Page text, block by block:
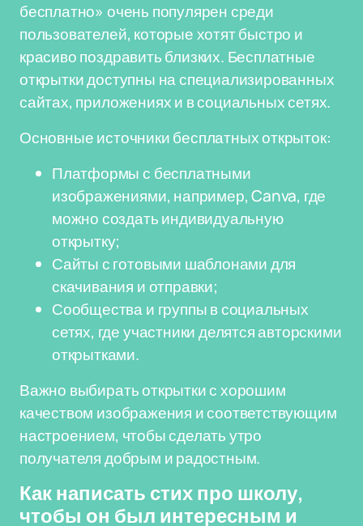
бесплатно» очень популярен среди
пользователей, которые хотят быстро и
красиво поздравить близких. Бесплатные
открытки доступны на специализированных
сайтах, приложениях и в социальных сетях.
Основные источники бесплатных открыток:
Платформы с бесплатными
изображениями, например, Canva, где
можно создать индивидуальную
открытку;
Сайты с готовыми шаблонами для
скачивания и отправки;
Сообщества и группы в социальных
сетях, где участники делятся авторскими
открытками.
Важно выбирать открытки с хорошим
качеством изображения и соответствующим
настроением, чтобы сделать утро
получателя добрым и радостным.
Как написать стих про школу,
чтобы он был интересным и